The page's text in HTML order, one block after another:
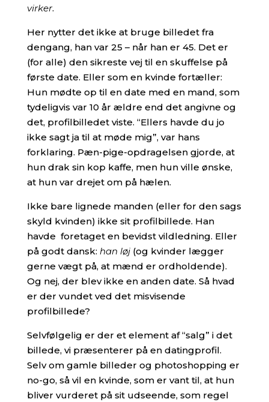
virker.
Her nytter det ikke at bruge billedet fra
dengang, han var 25 – når han er 45. Det er
(for alle) den sikreste vej til en skuffelse på
første date. Eller som en kvinde fortæller:
Hun mødte op til en date med en mand, som
tydeligvis var 10 år ældre end det angivne og
det, profilbilledet viste. “Ellers havde du jo
ikke sagt ja til at møde mig”, var hans
forklaring. Pæn-pige-opdragelsen gjorde, at
hun drak sin kop kaffe, men hun ville ønske,
at hun var drejet om på hælen.
Ikke bare lignede manden (eller for den sags
skyld kvinden) ikke sit profilbillede. Han
havde foretaget en bevidst vildledning. Eller
på godt dansk: han løj(og kvinder lægger
gerne vægt på, at mænd er ordholdende).
Og nej, der blev ikke en anden date. Så hvad
er der vundet ved det misvisende
profilbillede?
Selvfølgelig er der et element af “salg” i det
billede, vi præsenterer på en datingprofil.
Selv om gamle billeder og photoshopping er
no-go, så vil en kvinde, som er vant til, at hun
bliver vurderet på sit udseende, som regel